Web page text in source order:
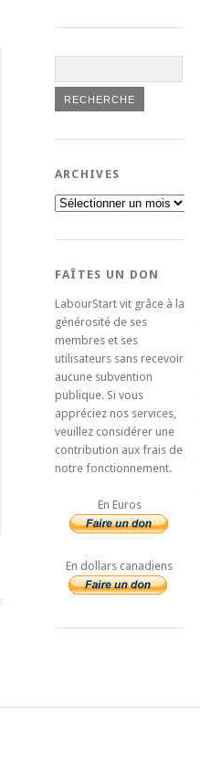
ARCHIVES
Archives
FAÎTES UN DON
LabourStart vit grâce à la
générosité de ses
membres et ses
utilisateurs sans recevoir
aucune subvention
publique. Si vous
appréciez nos services,
veuillez considérer une
contribution aux frais de
notre fonctionnement.
En Euros
En dollars canadiens